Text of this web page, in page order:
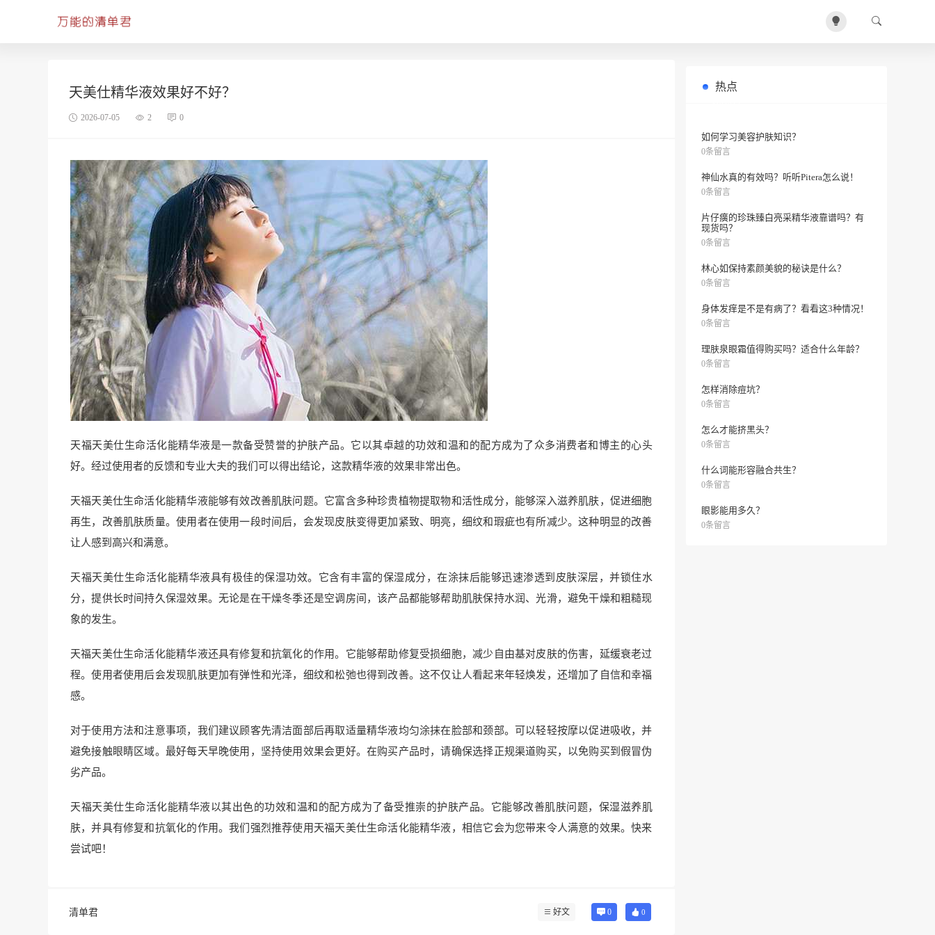
天美仕精华液效果好不好？
2026-07-05 2 0
天福天美仕生命活化能精华液是一款备受赞誉的护肤产品。它以其卓越的功效和温和的配方成为了众多消费者和博主的心头
好。经过使用者的反馈和专业大夫的我们可以得出结论，这款精华液的效果非常出色。
天福天美仕生命活化能精华液能够有效改善肌肤问题。它富含多种珍贵植物提取物和活性成分，能够深入滋养肌肤，促进细胞
再生，改善肌肤质量。使用者在使用一段时间后，会发现皮肤变得更加紧致、明亮，细纹和瑕疵也有所减少。这种明显的改善
让人感到高兴和满意。
天福天美仕生命活化能精华液具有极佳的保湿功效。它含有丰富的保湿成分，在涂抹后能够迅速渗透到皮肤深层，并锁住水
分，提供长时间持久保湿效果。无论是在干燥冬季还是空调房间，该产品都能够帮助肌肤保持水润、光滑，避免干燥和粗糙现
象的发生。
天福天美仕生命活化能精华液还具有修复和抗氧化的作用。它能够帮助修复受损细胞，减少自由基对皮肤的伤害，延缓衰老过
程。使用者使用后会发现肌肤更加有弹性和光泽，细纹和松弛也得到改善。这不仅让人看起来年轻焕发，还增加了自信和幸福
感。
对于使用方法和注意事项，我们建议顾客先清洁面部后再取适量精华液均匀涂抹在脸部和颈部。可以轻轻按摩以促进吸收，并
避免接触眼睛区域。最好每天早晚使用，坚持使用效果会更好。在购买产品时，请确保选择正规渠道购买，以免购买到假冒伪
劣产品。
天福天美仕生命活化能精华液以其出色的功效和温和的配方成为了备受推崇的护肤产品。它能够改善肌肤问题，保湿滋养肌
肤，并具有修复和抗氧化的作用。我们强烈推荐使用天福天美仕生命活化能精华液，相信它会为您带来令人满意的效果。快来
尝试吧！
清单君 好文 0 0
热点
如何学习美容护肤知识？
0条留言
神仙水真的有效吗？听听Pitera怎么说！
0条留言
片仔癀的珍珠臻白亮采精华液靠谱吗？有
现货吗？
0条留言
林心如保持素颜美貌的秘诀是什么？
0条留言
身体发痒是不是有病了？看看这3种情况！
0条留言
理肤泉眼霜值得购买吗？适合什么年龄？
0条留言
怎样消除痘坑？
0条留言
怎么才能挤黑头？
0条留言
什么词能形容融合共生？
0条留言
眼影能用多久？
0条留言